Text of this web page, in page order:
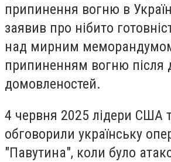
припинення вогню в
заявив про нібито
над мирним
припиненням вогню після
домовленостей.
4 червня 2025 лідери США
обговорили українську
"Павутина", коли було